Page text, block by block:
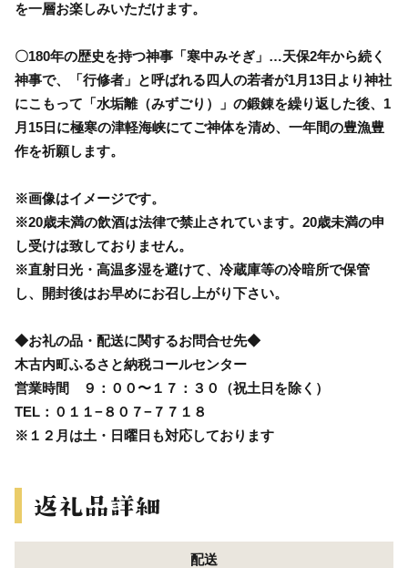
を一層お楽しみいただけます。
〇180年の歴史を持つ神事「寒中みそぎ」…天保2年から続く
神事で、「行修者」と呼ばれる四人の若者が1月13日より神社
にこもって「水垢離（みずごり）」の鍛錬を繰り返した後、1
月15日に極寒の津軽海峡にてご神体を清め、一年間の豊漁豊
作を祈願します。
※画像はイメージです。
※20歳未満の飲酒は法律で禁止されています。20歳未満の申
し受けは致しておりません。
※直射日光・高温多湿を避けて、冷蔵庫等の冷暗所で保管
し、開封後はお早めにお召し上がり下さい。
◆お礼の品・配送に関するお問合せ先◆
木古内町ふるさと納税コールセンター
営業時間 ９：００〜１７：３０（祝土日を除く）
TEL：０１１−８０７−７７１８
※１２月は土・日曜日も対応しております
配送